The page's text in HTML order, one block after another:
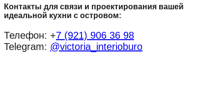
Контакты для связи и проектирования вашей
идеальной кухни с островом:
Телефон: +7 (921) 906 36 98
Telegram: @victoria_interioburo